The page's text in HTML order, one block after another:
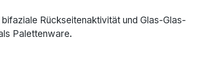
Rückseitenaktivität und Glas-Glas-
Palettenware.